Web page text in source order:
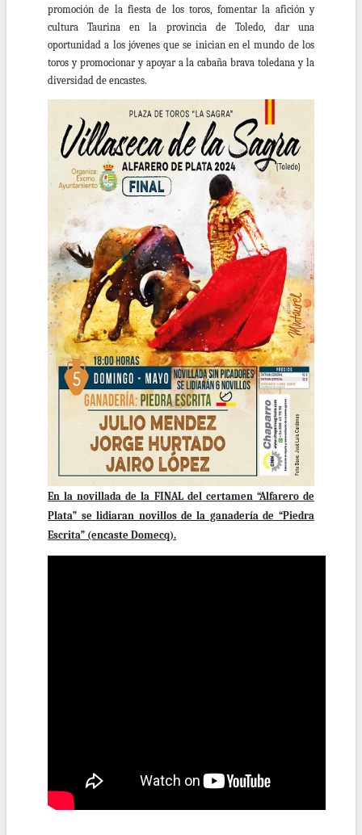
promoción de la fiesta de los toros, fomentar la afición y
cultura Taurina en la provincia de Toledo, dar una
oportunidad a los jóvenes que se inician en el mundo de los
toros y promocionar y apoyar a la cabaña brava toledana y la
diversidad de encastes.
En la novillada de la FINAL del certamen “Alfarero de
Plata” se lidiaran novillos de la ganadería de “Piedra
Escrita” (encaste Domecq).